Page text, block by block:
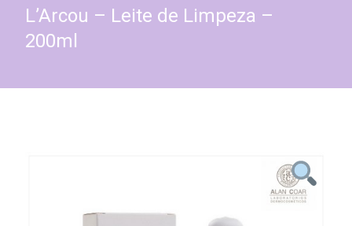
L’Arcou – Leite de Limpeza –
200ml